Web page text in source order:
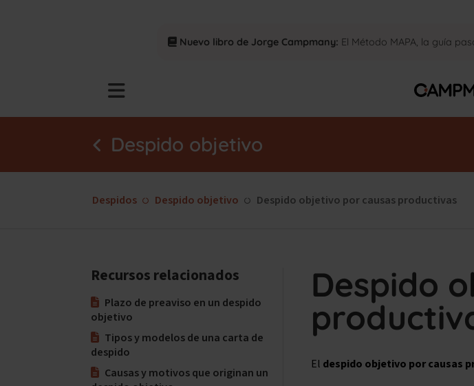
Nuevo libro de Jorge Campmany: El Método MAPA, la guía
Despido objetivo
Despidos Despido objetivo Despido objetivo por causas productivas
Despido
El despido objetivo por causas
Recursos relacionados
Plazo de preaviso en un despido
objetivo
Tipos y modelos de una carta de
despido
Causas y motivos que originan un